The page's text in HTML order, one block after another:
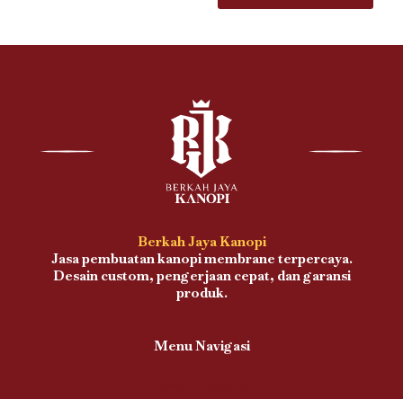
Berkah Jaya Kanopi
Jasa pembuatan kanopi membrane terpercaya.
Desain custom, pengerjaan cepat, dan garansi
produk.
Menu Navigasi